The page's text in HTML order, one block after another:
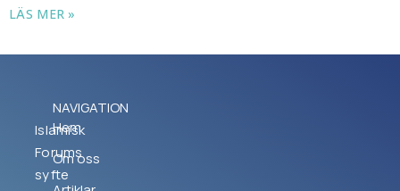
LÄS MER »
Islamisk
Forums
syfte
NAVIGATION
Hem
Om oss